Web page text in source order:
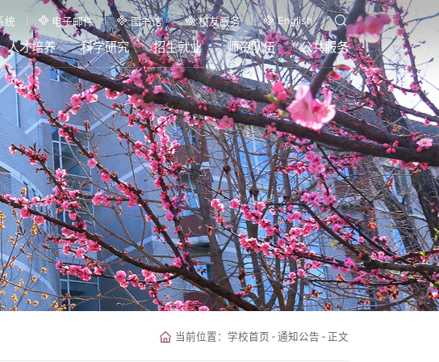
统 电子邮件 图书馆 校友服务 English
人才培养 科学研究 招生就业 师资队伍 公共服务
当前位置： 学校首页 - 通知公告 - 正文